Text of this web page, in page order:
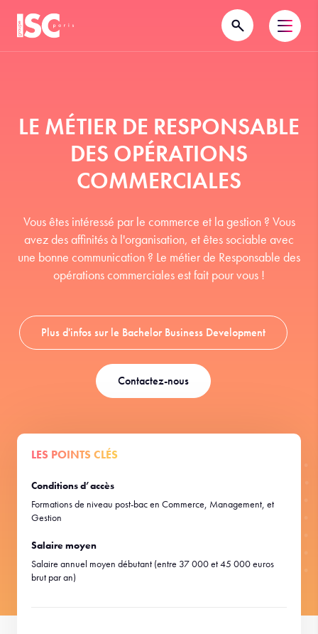
LE MÉTIER DE RESPONSABLE
DES OPÉRATIONS
COMMERCIALES
Vous êtes intéressé par le commerce et la gestion ? Vous
avez des affinités à l'organisation, et êtes sociable avec
une bonne communication ? Le métier de Responsable des
opérations commerciales est fait pour vous !
Plus d'infos sur le Bachelor Business Development
Contactez-nous
LES POINTS CLÉS
Conditions d’accès
Formations de niveau post-bac en Commerce, Management, et
Gestion
Salaire moyen
Salaire annuel moyen débutant (entre 37 000 et 45 000 euros
brut par an)